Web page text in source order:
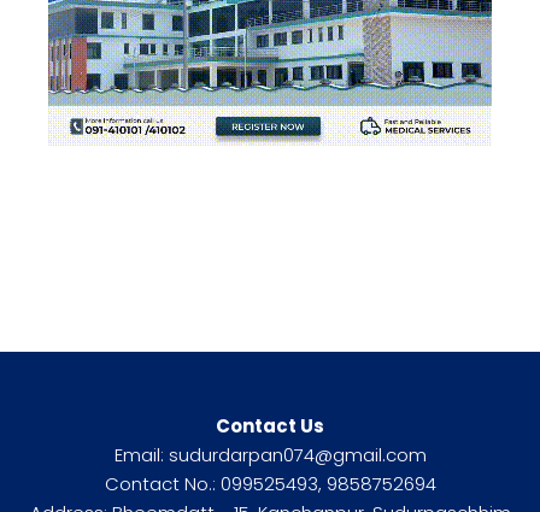
Contact Us
Email: sudurdarpan074@gmail.com
Contact No.: 099525493, 9858752694